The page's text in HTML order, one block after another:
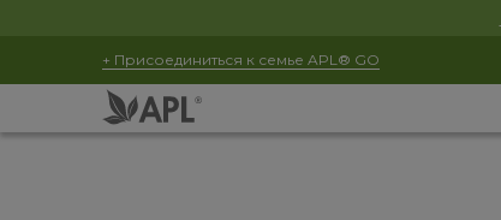
+ Присоединиться к семье APL® GO